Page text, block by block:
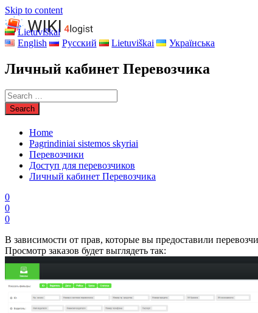
Skip to content
Lietuviškai
English
Русский Lietuviškai Українська
Личный кабинет Перевозчика
Home
Pagrindiniai sistemos skyriai
Перевозчики
Доступ для перевозчиков
Личный кабинет Перевозчика
0
0
0
В зависимости от прав, которые вы предоставили
Просмотр заказов будет выглядеть так: